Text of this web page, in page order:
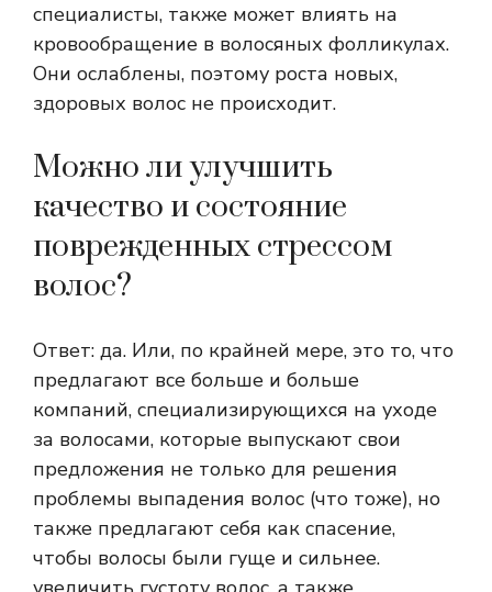
специалисты, также может влиять на
кровообращение в волосяных фолликулах.
Они ослаблены, поэтому роста новых,
здоровых волос не происходит.
Можно ли улучшить
качество и состояние
поврежденных стрессом
волос?
Ответ: да. Или, по крайней мере, это то, что
предлагают все больше и больше
компаний, специализирующихся на уходе
за волосами, которые выпускают свои
предложения не только для решения
проблемы выпадения волос (что тоже), но
также предлагают себя как спасение,
чтобы волосы были гуще и сильнее.